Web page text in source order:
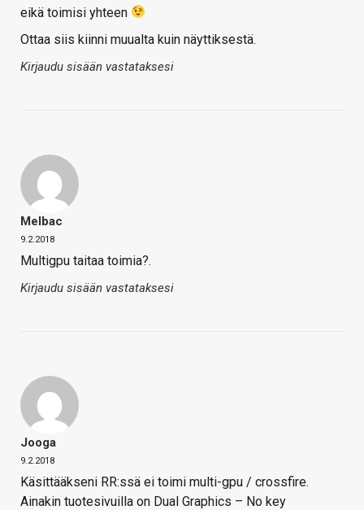
eikä toimisi yhteen
Ottaa siis kiinni muualta kuin näyttiksestä.
Kirjaudu sisään vastataksesi
Melbac
9.2.2018
Multigpu taitaa toimia?.
Kirjaudu sisään vastataksesi
Jooga
9.2.2018
Käsittääkseni RR:ssä ei toimi multi-gpu / crossfire.
Ainakin tuotesivuilla on Dual Graphics – No key